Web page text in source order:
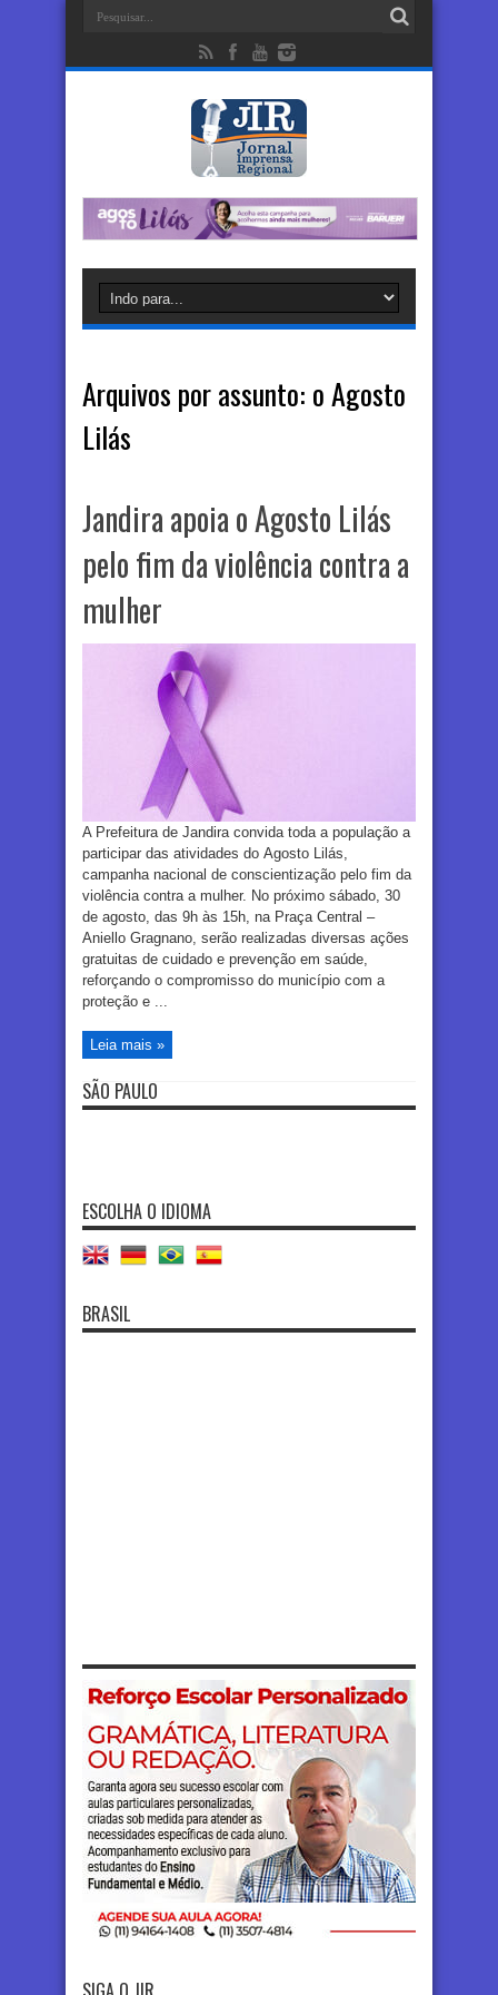
Arquivos por assunto: o Agosto
Lilás
Jandira apoia o Agosto Lilás
pelo fim da violência contra a
mulher
A Prefeitura de Jandira convida toda a população a
participar das atividades do Agosto Lilás,
campanha nacional de conscientização pelo fim da
violência contra a mulher. No próximo sábado, 30
de agosto, das 9h às 15h, na Praça Central –
Aniello Gragnano, serão realizadas diversas ações
gratuitas de cuidado e prevenção em saúde,
reforçando o compromisso do município com a
proteção e ...
Leia mais »
SÃO PAULO
ESCOLHA O IDIOMA
BRASIL